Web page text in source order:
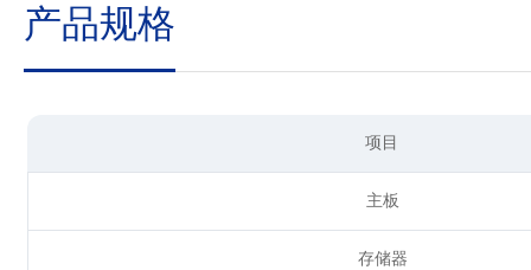
产品规格
项目
主板
存储器